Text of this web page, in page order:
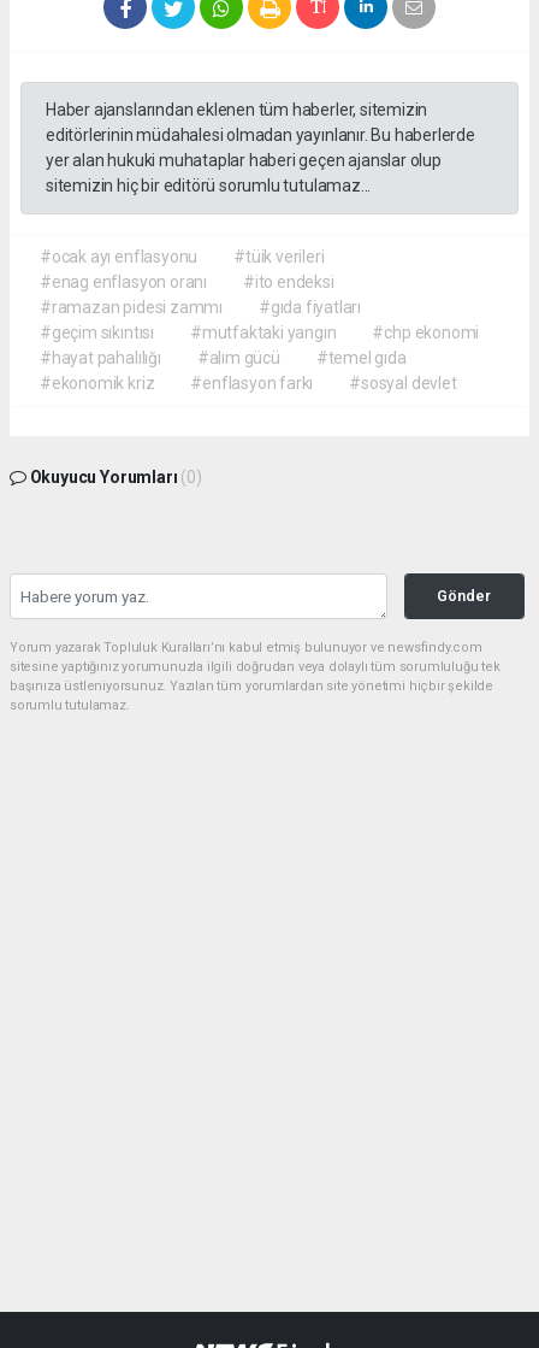
Haber ajanslarından eklenen tüm haberler, sitemizin
editörlerinin müdahalesi olmadan yayınlanır. Bu haberlerde
yer alan hukuki muhataplar haberi geçen ajanslar olup
sitemizin hiç bir editörü sorumlu tutulamaz...
#ocak ayı enflasyonu
#tüik verileri
#enag enflasyon oranı
#ito endeksi
#ramazan pidesi zammı
#gıda fiyatları
#geçim sıkıntısı
#mutfaktaki yangın
#chp ekonomi
#hayat pahalılığı
#alım gücü
#temel gıda
#ekonomik kriz
#enflasyon farkı #sosyal devlet
Okuyucu Yorumları (0)
Gönder
Yorum yazarak Topluluk Kuralları’nı kabul etmiş bulunuyor ve newsfindy.com
sitesine yaptığınız yorumunuzla ilgili doğrudan veya dolaylı tüm sorumluluğu tek
başınıza üstleniyorsunuz. Yazılan tüm yorumlardan site yönetimi hiçbir şekilde
sorumlu tutulamaz.